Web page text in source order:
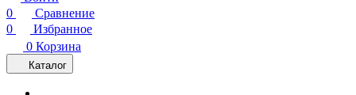
0
Сравнение
0
Избранное
0 Корзина
Каталог